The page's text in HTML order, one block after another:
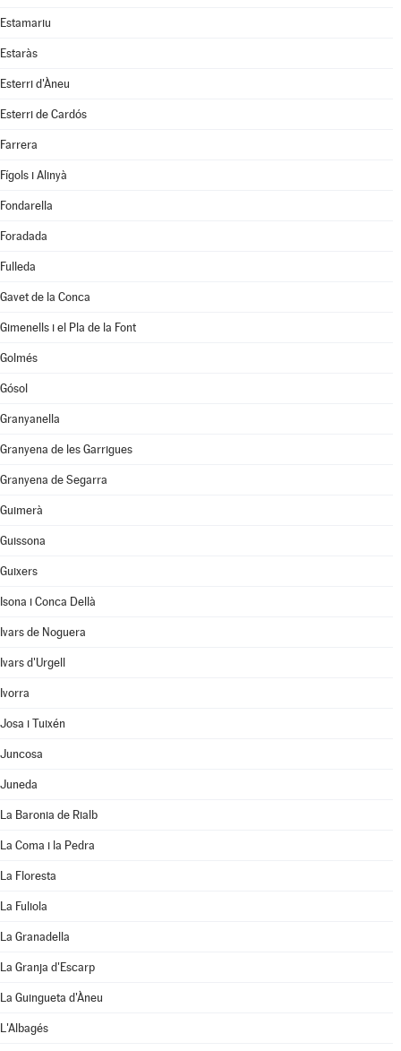
Estamariu
Estaràs
Esterri d'Àneu
Esterri de Cardós
Farrera
Fígols i Alinyà
Fondarella
Foradada
Fulleda
Gavet de la Conca
Gimenells i el Pla de la Font
Golmés
Gósol
Granyanella
Granyena de les Garrigues
Granyena de Segarra
Guimerà
Guissona
Guixers
Isona i Conca Dellà
Ivars de Noguera
Ivars d'Urgell
Ivorra
Josa i Tuixén
Juncosa
Juneda
La Baronia de Rialb
La Coma i la Pedra
La Floresta
La Fuliola
La Granadella
La Granja d'Escarp
La Guingueta d'Àneu
L'Albagés